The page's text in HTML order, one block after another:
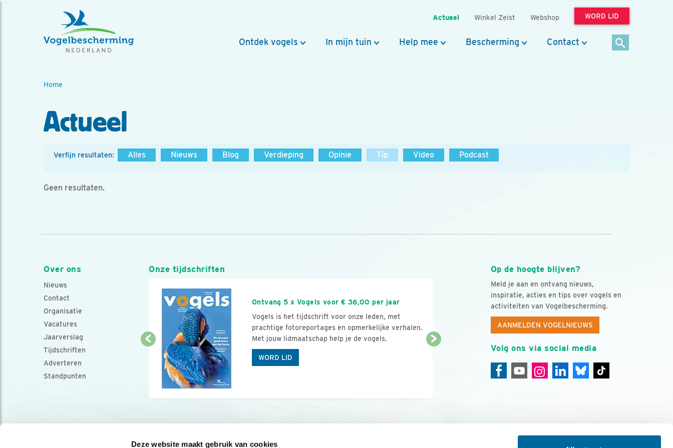
Deze website maakt gebruik van cookies
Actueel Winkel Zeist Webshop WORD LID
Ontdek vogels In mijn tuin Help mee Bescherming Contact
Home
Actueel
Verfijn resultaten: Alles Nieuws Blog Verdieping Opinie Tip Video Podcast
Geen resultaten.
Over ons
Nieuws
Contact
Organisatie
Vacatures
Jaarverslag
Tijdschriften
Adverteren
Standpunten
Op de hoogte blijven?
Meld je aan en ontvang nieuws,
inspiratie, acties en tips over vogels en
activiteiten van Vogelbescherming.
AANMELDEN VOGELNIEUWS
Volg ons via social media
Onze tijdschriften
Ontvang 5 x Vogels voor € 36,00 per jaar
Vogels is het tijdschrift voor onze leden, met
prachtige fotoreportages en opmerkelijke verhalen.
Met jouw lidmaatschap help je de vogels.
WORD LID